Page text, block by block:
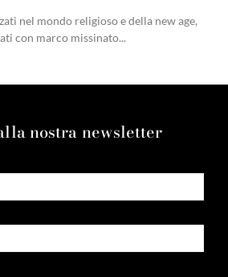
nel mondo religioso e della new age,
con marco missinato...
nostra newsletter